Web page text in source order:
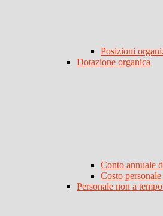
Posizioni
Dotazione organica
Conto annuale
Costo
Personale non a